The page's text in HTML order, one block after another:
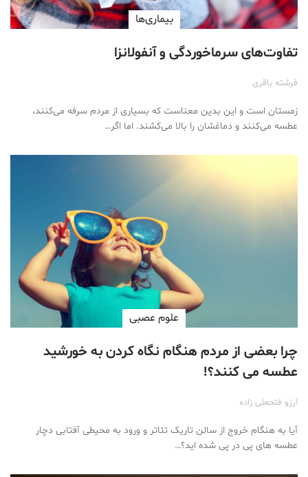
بیماری‌ها
تفاوت‌های سرماخوردگی و آنفولانزا
فرشته باقری
زمستان است و این بدین معناست که بسیاری از مردم سرفه می‌کنند،
عطسه می‌کنند و دماغشان را بالا می‌کشند. اما اگر…
علوم عصبی
چرا بعضی از مردم هنگام نگاه کردن به خورشید
عطسه می کنند؟!
آرزو فتحعلی زاده
آیا به هنگام خروج از سالن تاریک تئاتر و ورود به محیطی آفتابی دچار
عطسه های پی در پی شده اید؟…